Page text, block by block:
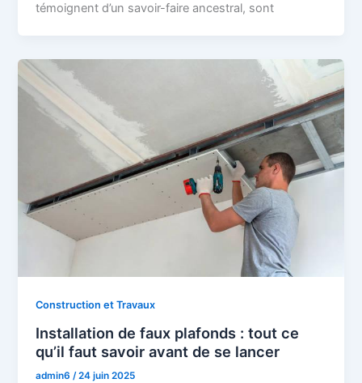
témoignent d’un savoir-faire ancestral, sont
Construction et Travaux
Installation de faux plafonds : tout ce
qu’il faut savoir avant de se lancer
admin6/24 juin 2025